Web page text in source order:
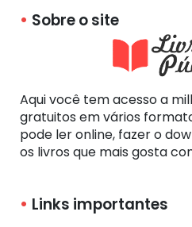
Sobre o site
Aqui você tem acesso a
gratuitos em vários
pode ler online, fazer o
os livros que mais gosta
Links importantes